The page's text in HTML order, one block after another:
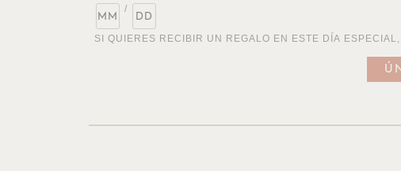
/
SI QUIERES RECIBIR UN REGALO EN ESTE DÍA